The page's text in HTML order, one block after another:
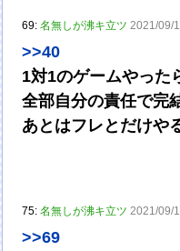
69:名無しが沸キ立ツ 2021/09/
>>40
1対1のゲームやった
全部自分の責任で完
あとはフレとだけや
75:名無しが沸キ立ツ 2021/09/
>>69